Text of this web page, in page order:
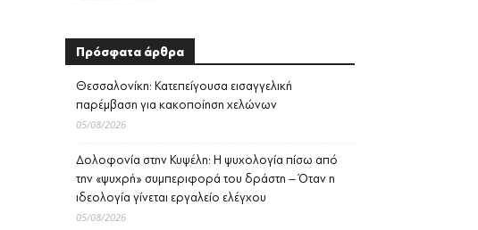
Πρόσφατα άρθρα
Θεσσαλονίκη: Κατεπείγουσα εισαγγελική
παρέμβαση για κακοποίηση χελώνων
05/08/2026
Δολοφονία στην Κυψέλη: Η ψυχολογία πίσω από
την «ψυχρή» συμπεριφορά του δράστη – Όταν η
ιδεολογία γίνεται εργαλείο ελέγχου
05/08/2026